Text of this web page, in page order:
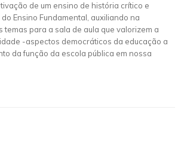
de um ensino de história crítico e
Ensino Fundamental, auxiliando na
temas para a sala de aula que valorizem a
-aspectos democráticos da educação a
da função da escola pública em nossa